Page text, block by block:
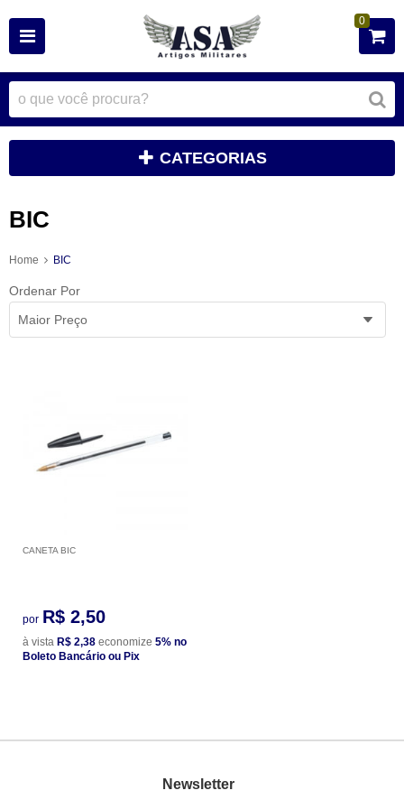
0
CATEGORIAS
BIC
Home BIC
Ordenar Por
Maior Preço
CANETA BIC
por R$ 2,50
à vista R$ 2,38 economize 5% no
Boleto Bancário ou Pix
Newsletter